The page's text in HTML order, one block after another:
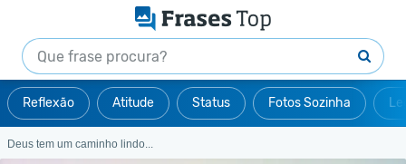
Reflexão Atitude Status Fotos Sozinha
Deus tem um caminho lindo...